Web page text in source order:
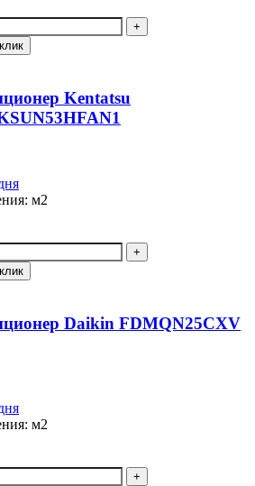
Kentatsu
м2
Daikin FDMQN25CXV
м2